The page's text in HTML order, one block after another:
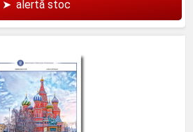
➤ alertă stoc